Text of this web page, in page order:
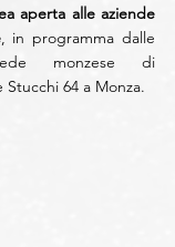
aperta alle aziende
, in programma dalle
monzese di
64 a Monza.